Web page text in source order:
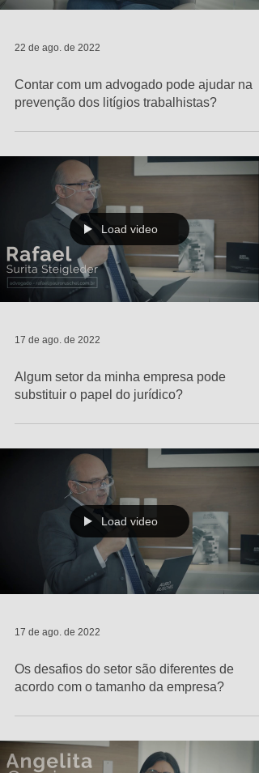
22 de ago. de 2022
Contar com um advogado pode ajudar na
prevenção dos litígios trabalhistas?
Load video
17 de ago. de 2022
Algum setor da minha empresa pode
substituir o papel do jurídico?
Load video
17 de ago. de 2022
Os desafios do setor são diferentes de
acordo com o tamanho da empresa?